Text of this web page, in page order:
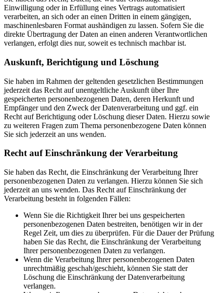
Einwilligung oder in Erfüllung eines Vertrags automatisiert
verarbeiten, an sich oder an einen Dritten in einem gängigen,
maschinenlesbaren Format aushändigen zu lassen. Sofern Sie die
direkte Übertragung der Daten an einen anderen Verantwortlichen
verlangen, erfolgt dies nur, soweit es technisch machbar ist.
Auskunft, Berichtigung und Löschung
Sie haben im Rahmen der geltenden gesetzlichen Bestimmungen
jederzeit das Recht auf unentgeltliche Auskunft über Ihre
gespeicherten personenbezogenen Daten, deren Herkunft und
Empfänger und den Zweck der Datenverarbeitung und ggf. ein
Recht auf Berichtigung oder Löschung dieser Daten. Hierzu sowie
zu weiteren Fragen zum Thema personenbezogene Daten können
Sie sich jederzeit an uns wenden.
Recht auf Einschränkung der Verarbeitung
Sie haben das Recht, die Einschränkung der Verarbeitung Ihrer
personenbezogenen Daten zu verlangen. Hierzu können Sie sich
jederzeit an uns wenden. Das Recht auf Einschränkung der
Verarbeitung besteht in folgenden Fällen:
Wenn Sie die Richtigkeit Ihrer bei uns gespeicherten
personenbezogenen Daten bestreiten, benötigen wir in der
Regel Zeit, um dies zu überprüfen. Für die Dauer der Prüfung
haben Sie das Recht, die Einschränkung der Verarbeitung
Ihrer personenbezogenen Daten zu verlangen.
Wenn die Verarbeitung Ihrer personenbezogenen Daten
unrechtmäßig geschah/geschieht, können Sie statt der
Löschung die Einschränkung der Datenverarbeitung
verlangen.